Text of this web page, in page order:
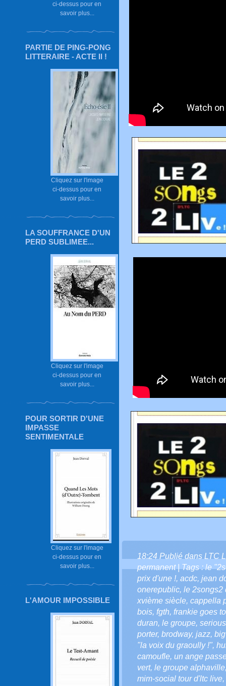
ci-dessus pour en
savoir plus...
PARTIE DE PING-PONG
LITTERAIRE - ACTE II !
Cliquez sur l'image
ci-dessus pour en
savoir plus...
LA SOUFFRANCE D'UN
PERD SUBLIMEE...
Cliquez sur l'image
ci-dessus pour en
savoir plus...
POUR SORTIR D'UNE
IMPASSE
SENTIMENTALE
Cliquez sur l'image
ci-dessus pour en
savoir plus...
L'AMOUR IMPOSSIBLE
18:24 Publié dans LTC
permanent| Tags :le
prix d'une !, acdc, jean
onerepublic, le 2songs2
xvième siècle, cappella
bois, fgth, frankie goes
duran, le groupe, serious
porter, brodway, jazz,
"la voix du graoully !",
camoufle, un ange
vert, le groupe alphaville
mim-social tour d'ltc live,